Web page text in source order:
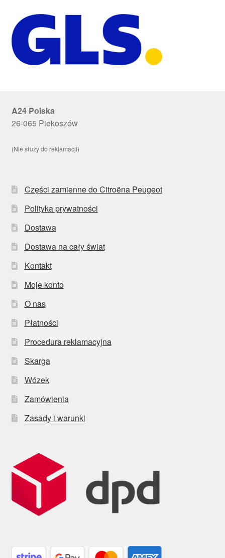
A24 Polska
26-065 Piekoszów
(Nie służy do reklamacji)
Części zamienne do Citroëna Peugeot
Polityka prywatności
Dostawa
Dostawa na cały świat
Kontakt
Moje konto
O nas
Płatności
Procedura reklamacyjna
Skarga
Wózek
Zamówienia
Zasady i warunki